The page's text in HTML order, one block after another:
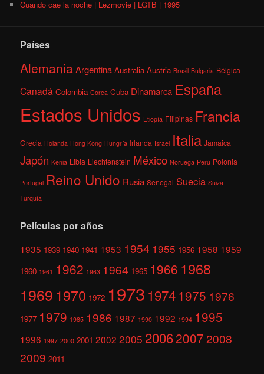
Cuando cae la noche | Lezmovie | LGTB | 1995
Países
AlemaniaArgentina Australia Austria Brasil Bulgaria Bélgica
Canadá Colombia Corea Cuba Dinamarca España
Estados Unidos Etiopía Filipinas Francia
Grecia Holanda Hong Kong Hungría Irlanda Israel Italia Jamaica
Japón Kenia Libia Liechtenstein México Noruega Perú Polonia
Portugal Reino Unido Rusia Senegal Suecia Suiza
Turquía
Películas por años
1935 1939 1940 1941 1953 1954 1955 1956 1958 1959
1960 1961 1962 1963 1964 1965 1966 1968
1969 1970 1972 1973 1974 1975 1976
1977 1979 1985 1986 1987 1990 1992 1994 1995
1996 1997 2000 2001 2002 2005 200620072008
2009 2011